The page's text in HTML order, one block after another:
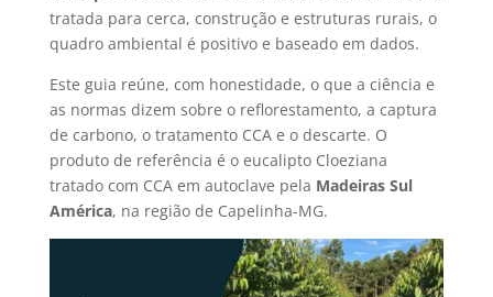
tratada para cerca, construção e estruturas rurais, o
quadro ambiental é positivo e baseado em dados.
Este guia reúne, com honestidade, o que a ciência e
as normas dizem sobre o reflorestamento, a captura
de carbono, o tratamento CCA e o descarte. O
produto de referência é o eucalipto Cloeziana
tratado com CCA em autoclave pela Madeiras Sul
América, na região de Capelinha-MG.